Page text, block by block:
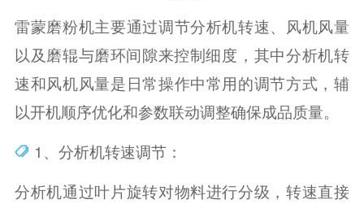
雷蒙磨粉机主要通过调节分析机转速、风机风量
以及磨辊与磨环间隙来控制细度‌，其中分析机转
速和风机风量是日常操作中常用的调节方式，辅
以开机顺序优化和参数联动调整确保成品质量。‌‌‌‌
1、‌分析机转速调节‌：
分析机通过叶片旋转对物料进行分级，转速直接